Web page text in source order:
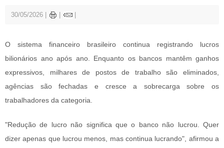
30/05/2026
O sistema financeiro brasileiro continua registrando lucros
bilionários ano após ano. Enquanto os bancos mantêm ganhos
expressivos, milhares de postos de trabalho são eliminados,
agências são fechadas e cresce a sobrecarga sobre os
trabalhadores da categoria.
"Redução de lucro não significa que o banco não lucrou. Quer
dizer apenas que lucrou menos, mas continua lucrando", afirmou a